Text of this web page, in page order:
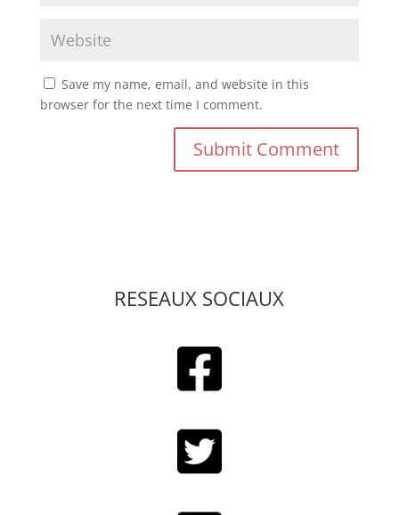
Save my name, email, and website in this
browser for the next time I comment.
RESEAUX SOCIAUX